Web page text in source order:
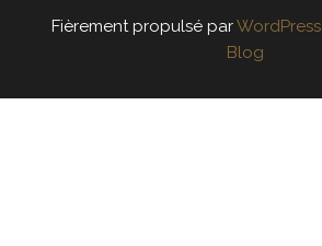
Fièrement propulsé parWordPress
Blog